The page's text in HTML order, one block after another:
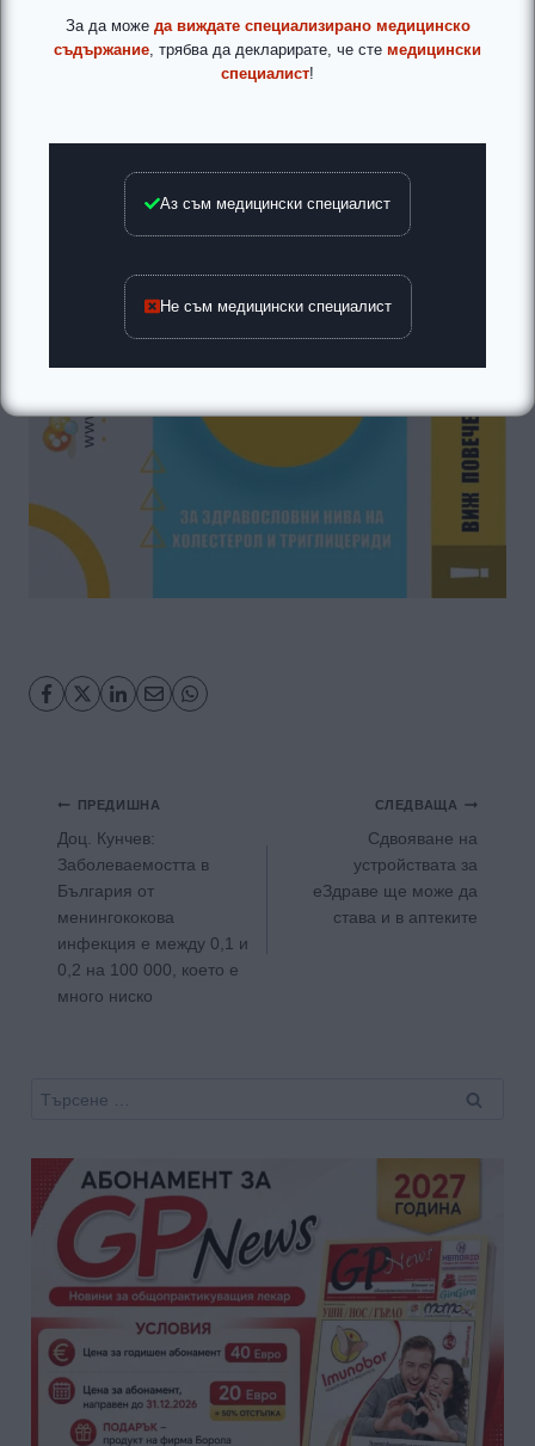
Навигация
ПРЕДИШНА
Доц. Кунчев:
Заболеваемостта в
България от
менингококова
инфекция е между 0,1 и
0,2 на 100 000, което е
много ниско
СЛЕДВАЩА
Сдвояване на
устройствата за
еЗдраве ще може да
става и в аптеките
Търсене
За да може да виждате специализирано медицинско
съдържание , трябва да декларирате, че сте медицински
специалист!
Аз съм медицински специалист
Не съм медицински специалист